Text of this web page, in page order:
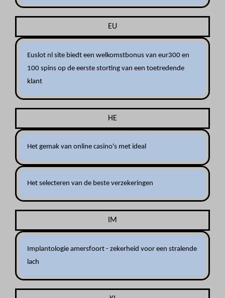
EU
Euslot nl site biedt een welkomstbonus van eur300 en
100 spins op de eerste storting van een toetredende
klant
HE
Het gemak van online casino's met ideal
Het selecteren van de beste verzekeringen
IM
Implantologie amersfoort - zekerheid voor een stralende
lach